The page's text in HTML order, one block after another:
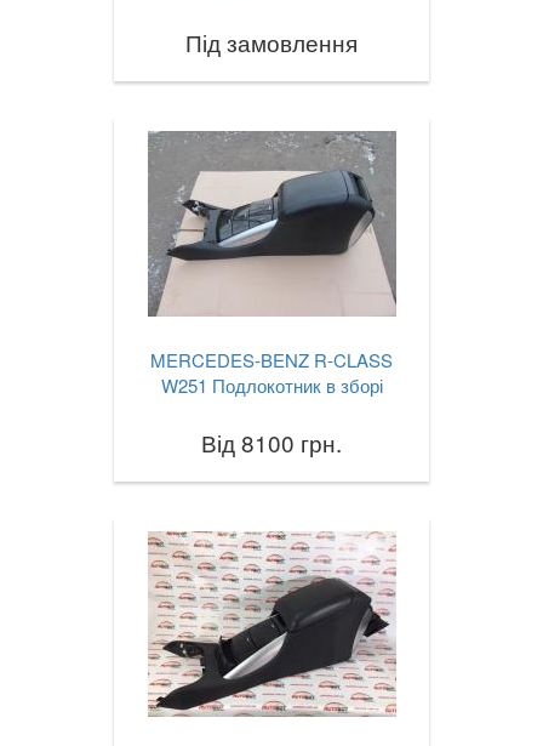
Під замовлення
MERCEDES-BENZ R-CLASS
W251 Подлокотник в зборі
Від 8100 грн.